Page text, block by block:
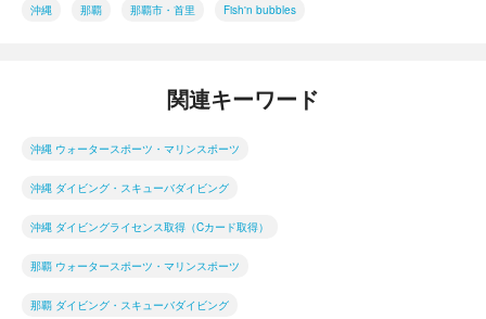
沖縄 那覇 那覇市・首里 Fish'n bubbles
関連キーワード
沖縄 ウォータースポーツ・マリンスポーツ
沖縄 ダイビング・スキューバダイビング
沖縄 ダイビングライセンス取得（Cカード取得）
那覇 ウォータースポーツ・マリンスポーツ
那覇 ダイビング・スキューバダイビング